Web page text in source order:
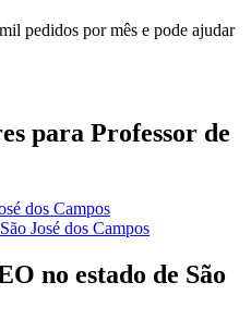
pedidos por mês e pode ajudar
para Professor de
dos Campos
José dos Campos
no estado de São